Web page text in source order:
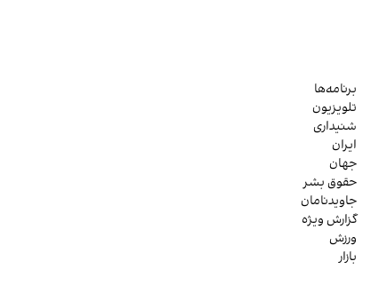
برنامه‌ها
تلویزیون
شنیداری
ایران
جهان
حقوق بشر
جاویدنامان
گزارش ویژه
ورزش
بازار